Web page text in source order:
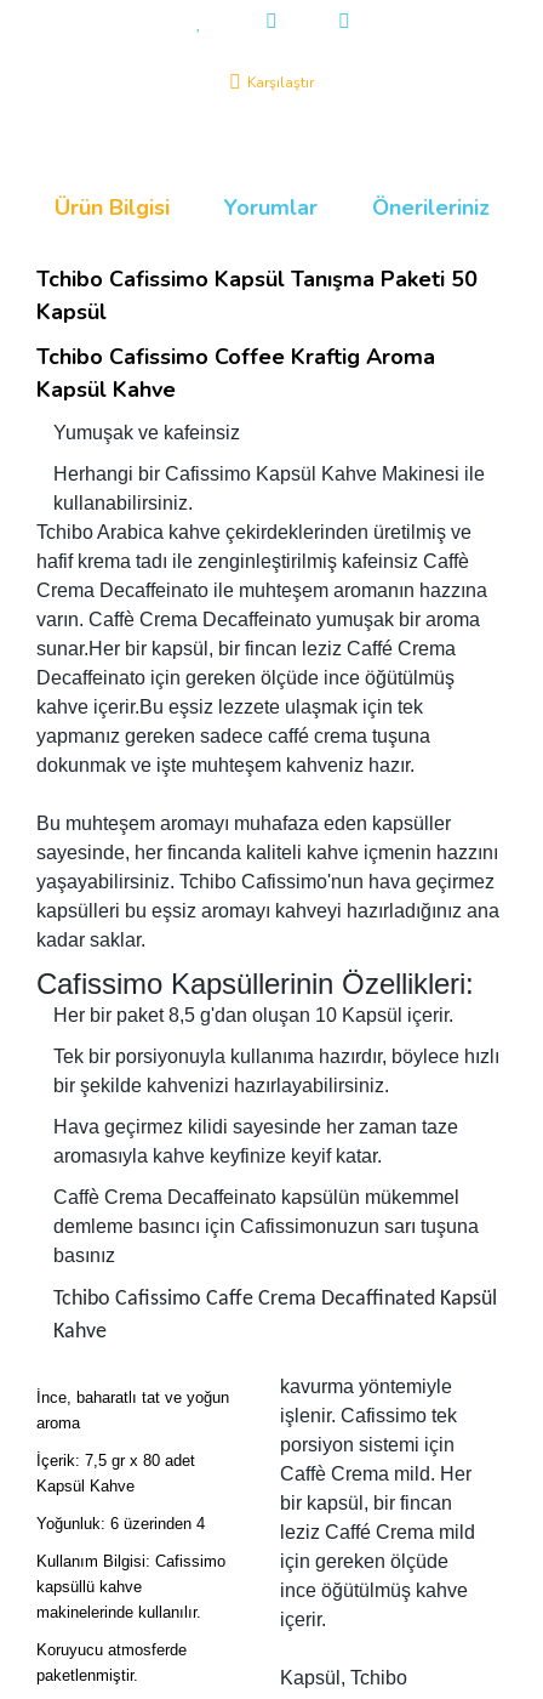
Karşılaştır
Ürün Bilgisi Yorumlar Önerileriniz
Tchibo Cafissimo Kapsül Tanışma Paketi 50
Kapsül
Tchibo Cafissimo Coffee Kraftig Aroma
Kapsül Kahve
Yumuşak ve kafeinsiz
Herhangi bir Cafissimo Kapsül Kahve Makinesi ile
kullanabilirsiniz.
Tchibo Arabica kahve çekirdeklerinden üretilmiş ve
hafif krema tadı ile zenginleştirilmiş kafeinsiz Caffè
Crema Decaffeinato ile muhteşem aromanın hazzına
varın. Caffè Crema Decaffeinato yumuşak bir aroma
sunar.Her bir kapsül, bir fincan leziz Caffé Crema
Decaffeinato için gereken ölçüde ince öğütülmüş
kahve içerir.Bu eşsiz lezzete ulaşmak için tek
yapmanız gereken sadece caffé crema tuşuna
dokunmak ve işte muhteşem kahveniz hazır.
Bu muhteşem aromayı muhafaza eden kapsüller
sayesinde, her fincanda kaliteli kahve içmenin hazzını
yaşayabilirsiniz. Tchibo Cafissimo'nun hava geçirmez
kapsülleri bu eşsiz aromayı kahveyi hazırladığınız ana
kadar saklar.
Cafissimo Kapsüllerinin Özellikleri:
Her bir paket 8,5 g'dan oluşan 10 Kapsül içerir.
Tek bir porsiyonuyla kullanıma hazırdır, böylece hızlı
bir şekilde kahvenizi hazırlayabilirsiniz.
Hava geçirmez kilidi sayesinde her zaman taze
aromasıyla kahve keyfinize keyif katar.
Caffè Crema Decaffeinato kapsülün mükemmel
demleme basıncı için Cafissimonuzun sarı tuşuna
basınız
Tchibo Cafissimo Caffe Crema Decaffinated Kapsül
Kahve
İnce, baharatlı tat ve yoğun
aroma
İçerik: 7,5 gr x 80 adet
Kapsül Kahve
Yoğunluk: 6 üzerinden 4
Kullanım Bilgisi: Cafissimo
kapsüllü kahve
makinelerinde kullanılır.
Koruyucu atmosferde
paketlenmiştir.
kavurma yöntemiyle
işlenir. Cafissimo tek
porsiyon sistemi için
Caffè Crema mild. Her
bir kapsül, bir fincan
leziz Caffé Crema mild
için gereken ölçüde
ince öğütülmüş kahve
içerir.
Kapsül, Tchibo